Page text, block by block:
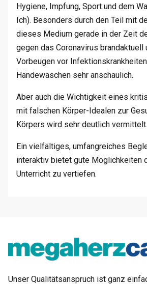
Hygiene, Impfung, Sport und dem
Ich). Besonders durch den Teil mit
dieses Medium gerade in der Zeit
gegen das Coronavirus brandaktuell
Vorbeugen vor
Händewaschen sehr anschaulich.
Aber auch die Wichtigkeit eines
mit falschen Körper-Idealen zur
Körpers wird sehr deutlich vermittelt.
Ein vielfältiges, umfangreiches
interaktiv bietet gute Möglichkeiten
Unterricht zu vertiefen.
Unser Qualitätsanspruch ist ganz